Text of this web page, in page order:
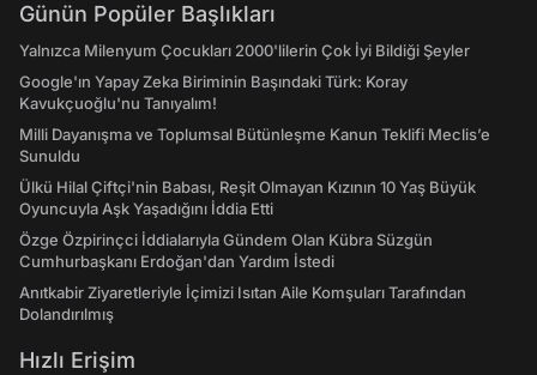
Günün Popüler Başlıkları
Yalnızca Milenyum Çocukları 2000'lilerin Çok İyi Bildiği Şeyler
Google'ın Yapay Zeka Biriminin Başındaki Türk: Koray
Kavukçuoğlu'nu Tanıyalım!
Milli Dayanışma ve Toplumsal Bütünleşme Kanun Teklifi Meclis’e
Sunuldu
Ülkü Hilal Çiftçi'nin Babası, Reşit Olmayan Kızının 10 Yaş Büyük
Oyuncuyla Aşk Yaşadığını İddia Etti
Özge Özpirinçci İddialarıyla Gündem Olan Kübra Süzgün
Cumhurbaşkanı Erdoğan'dan Yardım İstedi
Anıtkabir Ziyaretleriyle İçimizi Isıtan Aile Komşuları Tarafından
Dolandırılmış
Hızlı Erişim